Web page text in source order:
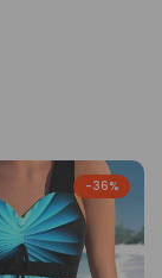
-36%